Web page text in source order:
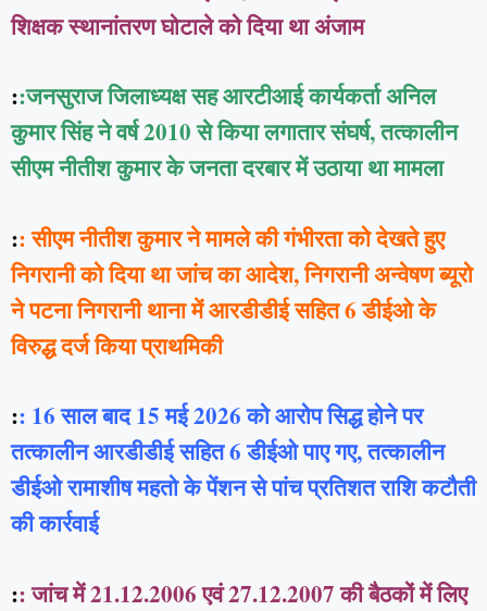
शिक्षक स्थानांतरण घोटाले को दिया था अंजाम
::जनसुराज जिलाध्यक्ष सह आरटीआई कार्यकर्ता अनिल
कुमार सिंह ने वर्ष 2010 से किया लगातार संघर्ष, तत्कालीन
सीएम नीतीश कुमार के जनता दरबार में उठाया था मामला
:: सीएम नीतीश कुमार ने मामले की गंभीरता को देखते हुए
निगरानी को दिया था जांच का आदेश, निगरानी अन्वेषण ब्यूरो
ने पटना निगरानी थाना में आरडीडीई सहित 6 डीईओ के
विरुद्ध दर्ज किया प्राथमिकी
:: 16 साल बाद 15 मई 2026 को आरोप सिद्ध होने पर
तत्कालीन आरडीडीई सहित 6 डीईओ पाए गए, तत्कालीन
डीईओ रामाशीष महतो के पेंशन से पांच प्रतिशत राशि कटौती
की कार्रवाई
:: जांच में 21.12.2006 एवं 27.12.2007 की बैठकों में लिए